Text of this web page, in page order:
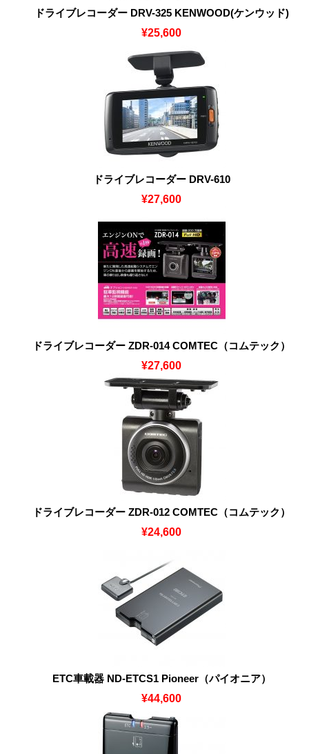
ドライブレコーダー DRV-325 KENWOOD(ケンウッド)
¥25,600
ドライブレコーダー DRV-610
¥27,600
ドライブレコーダー ZDR-014 COMTEC（コムテック）
¥27,600
ドライブレコーダー ZDR-012 COMTEC（コムテック）
¥24,600
ETC車載器 ND-ETCS1 Pioneer（パイオニア）
¥44,600